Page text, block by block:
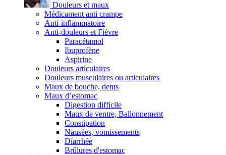
Douleurs et maux
Médicament anti crampe
Anti-inflammatoire
Anti-douleurs et Fièvre
Paracétamol
Ibuprofène
Aspirine
Douleurs articulaires
Douleurs musculaires ou articulaires
Maux de bouche, dents
Maux d’estomac
Digestion difficile
Maux de ventre, Ballonnement
Constipation
Nausées, vomissements
Diarrhée
Brûlures d'estomac